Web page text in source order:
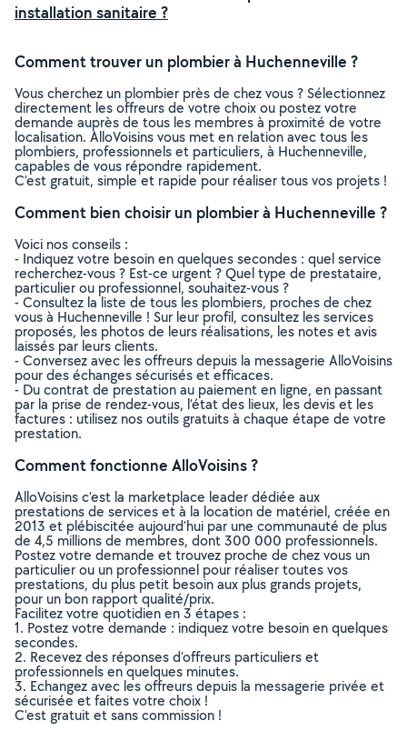
installation sanitaire ?
Comment trouver un plombier à Huchenneville ?
Vous cherchez un plombier près de chez vous ? Sélectionnez
directement les offreurs de votre choix ou postez votre
demande auprès de tous les membres à proximité de votre
localisation. AlloVoisins vous met en relation avec tous les
plombiers, professionnels et particuliers, à Huchenneville,
capables de vous répondre rapidement.
C’est gratuit, simple et rapide pour réaliser tous vos projets !
Comment bien choisir un plombier à Huchenneville ?
Voici nos conseils :
- Indiquez votre besoin en quelques secondes : quel service
recherchez-vous ? Est-ce urgent ? Quel type de prestataire,
particulier ou professionnel, souhaitez-vous ?
- Consultez la liste de tous les plombiers, proches de chez
vous à Huchenneville ! Sur leur profil, consultez les services
proposés, les photos de leurs réalisations, les notes et avis
laissés par leurs clients.
- Conversez avec les offreurs depuis la messagerie AlloVoisins
pour des échanges sécurisés et efficaces.
- Du contrat de prestation au paiement en ligne, en passant
par la prise de rendez-vous, l’état des lieux, les devis et les
factures : utilisez nos outils gratuits à chaque étape de votre
prestation.
Comment fonctionne AlloVoisins ?
AlloVoisins c’est la marketplace leader dédiée aux
prestations de services et à la location de matériel, créée en
2013 et plébiscitée aujourd’hui par une communauté de plus
de 4,5 millions de membres, dont 300 000 professionnels.
Postez votre demande et trouvez proche de chez vous un
particulier ou un professionnel pour réaliser toutes vos
prestations, du plus petit besoin aux plus grands projets,
pour un bon rapport qualité/prix.
Facilitez votre quotidien en 3 étapes :
1. Postez votre demande : indiquez votre besoin en quelques
secondes.
2. Recevez des réponses d’offreurs particuliers et
professionnels en quelques minutes.
3. Echangez avec les offreurs depuis la messagerie privée et
sécurisée et faites votre choix !
C’est gratuit et sans commission !